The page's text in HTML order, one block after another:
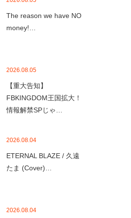
The reason we have NO
money!…
2026.08.05
【重大告知】
FBKINGDOM王国拡大！
情報解禁SPじゃ…
2026.08.04
ETERNAL BLAZE / 久遠
たま (Cover)…
2026.08.04